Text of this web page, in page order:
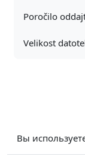
Poročilo
Velikost
Вы